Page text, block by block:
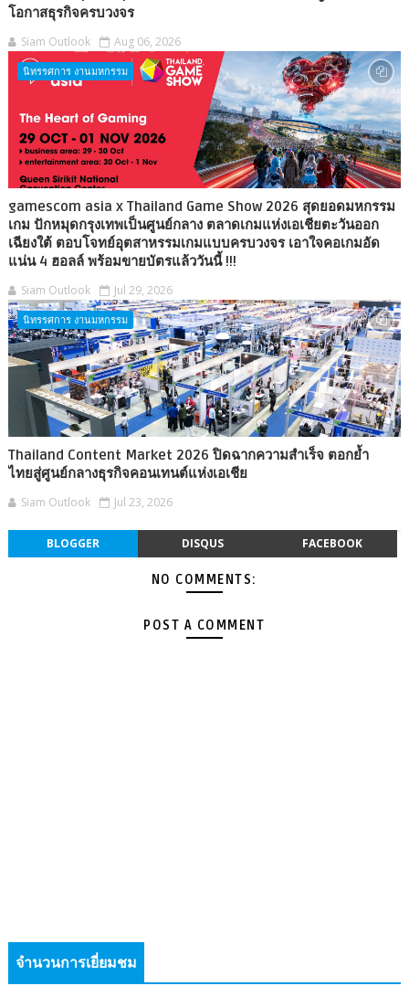
โอกาสธุรกิจครบวงจร
Siam Outlook Aug 06, 2026
นิทรรศการ งานมหกรรม
gamescom asia x Thailand Game Show 2026 สุดยอดมหกรรม
เกม ปักหมุดกรุงเทพเป็นศูนย์กลาง ตลาดเกมแห่งเอเชียตะวันออก
เฉียงใต้ ตอบโจทย์อุตสาหรรมเกมแบบครบวงจร เอาใจคอเกมอัด
แน่น 4 ฮอลล์ พร้อมขายบัตรแล้ววันนี้ !!!
Siam Outlook Jul 29, 2026
นิทรรศการ งานมหกรรม
Thailand Content Market 2026 ปิดฉากความสำเร็จ ตอกย้ำ
ไทยสู่ศูนย์กลางธุรกิจคอนเทนต์แห่งเอเชีย
Siam Outlook Jul 23, 2026
BLOGGER DISQUS FACEBOOK
NO COMMENTS:
POST A COMMENT
จำนวนการเยี่ยมชม